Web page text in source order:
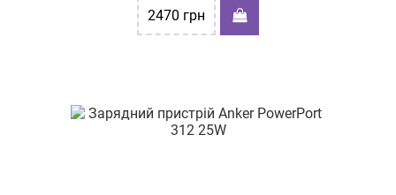
2470 грн